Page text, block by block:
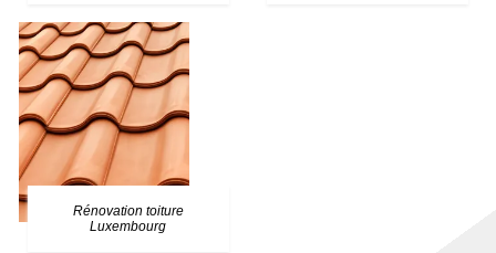
Rénovation toiture
Luxembourg